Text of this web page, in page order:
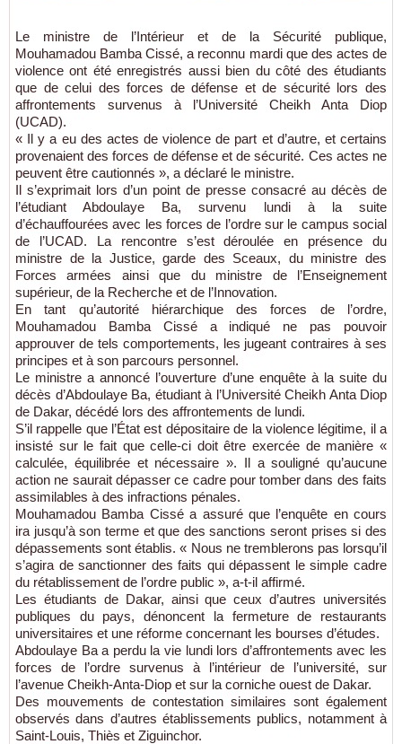
Le ministre de l’Intérieur et de la Sécurité publique,
Mouhamadou Bamba Cissé, a reconnu mardi que des actes de
violence ont été enregistrés aussi bien du côté des étudiants
que de celui des forces de défense et de sécurité lors des
affrontements survenus à l’Université Cheikh Anta Diop
(UCAD).
« Il y a eu des actes de violence de part et d’autre, et certains
provenaient des forces de défense et de sécurité. Ces actes ne
peuvent être cautionnés », a déclaré le ministre.
Il s’exprimait lors d’un point de presse consacré au décès de
l’étudiant Abdoulaye Ba, survenu lundi à la suite
d’échauffourées avec les forces de l’ordre sur le campus social
de l’UCAD. La rencontre s’est déroulée en présence du
ministre de la Justice, garde des Sceaux, du ministre des
Forces armées ainsi que du ministre de l’Enseignement
supérieur, de la Recherche et de l’Innovation.
En tant qu’autorité hiérarchique des forces de l’ordre,
Mouhamadou Bamba Cissé a indiqué ne pas pouvoir
approuver de tels comportements, les jugeant contraires à ses
principes et à son parcours personnel.
Le ministre a annoncé l’ouverture d’une enquête à la suite du
décès d’Abdoulaye Ba, étudiant à l’Université Cheikh Anta Diop
de Dakar, décédé lors des affrontements de lundi.
S’il rappelle que l’État est dépositaire de la violence légitime, il a
insisté sur le fait que celle-ci doit être exercée de manière «
calculée, équilibrée et nécessaire ». Il a souligné qu’aucune
action ne saurait dépasser ce cadre pour tomber dans des faits
assimilables à des infractions pénales.
Mouhamadou Bamba Cissé a assuré que l’enquête en cours
ira jusqu’à son terme et que des sanctions seront prises si des
dépassements sont établis. « Nous ne tremblerons pas lorsqu’il
s’agira de sanctionner des faits qui dépassent le simple cadre
du rétablissement de l’ordre public », a-t-il affirmé.
Les étudiants de Dakar, ainsi que ceux d’autres universités
publiques du pays, dénoncent la fermeture de restaurants
universitaires et une réforme concernant les bourses d’études.
Abdoulaye Ba a perdu la vie lundi lors d’affrontements avec les
forces de l’ordre survenus à l’intérieur de l’université, sur
l’avenue Cheikh-Anta-Diop et sur la corniche ouest de Dakar.
Des mouvements de contestation similaires sont également
observés dans d’autres établissements publics, notamment à
Saint-Louis, Thiès et Ziguinchor.